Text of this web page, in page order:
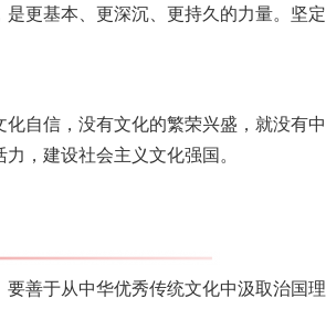
更基本、更深沉、更持久的力量。坚定
自信，没有文化的繁荣兴盛，就没有中
，建设社会主义文化强国。
善于从中华优秀传统文化中汲取治国理